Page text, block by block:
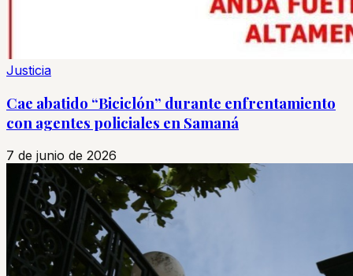
Justicia
Cae abatido “Biciclón” durante enfrentamiento
con agentes policiales en Samaná
7 de junio de 2026